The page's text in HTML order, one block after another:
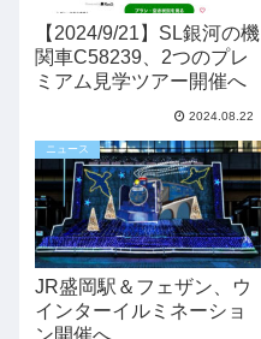
【2024/9/21】SL銀河の機
関車C58239、2つのプレ
ミアム見学ツアー開催へ
2024.08.22
ニュース
JR盛岡駅＆フェザン、ウ
インターイルミネーショ